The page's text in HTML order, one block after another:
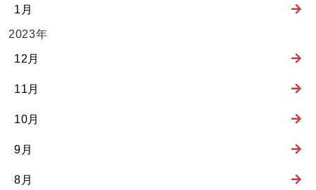
1月
2023年
12月
11月
10月
9月
8月